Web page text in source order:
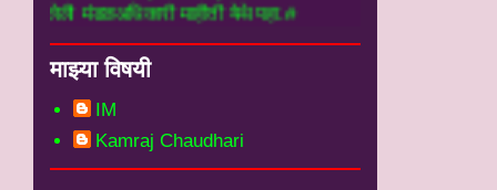
माहीती येथे पहा.#
माझ्या विषयी
IM
Kamraj Chaudhari